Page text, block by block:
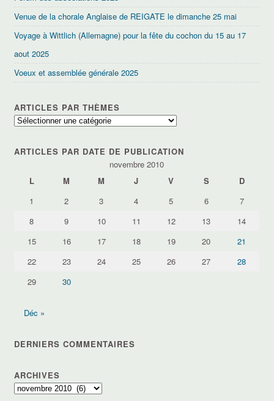
Venue de la chorale Anglaise de REIGATE le dimanche 25 mai
Voyage à Wittlich (Allemagne) pour la fête du cochon du 15 au 17
aout 2025
Voeux et assemblée générale 2025
ARTICLES PAR THÈMES
Articles
ARTICLES PAR DATE DE PUBLICATION
novembre 2010
L
M M J V S
D
1
2 3 4 5 6
7
8
9 10 11 12 13
14
15
16 17 18 19 20
21
22
23 24 25 26 27
28
29
30
Déc »
DERNIERS COMMENTAIRES
ARCHIVES
Archives